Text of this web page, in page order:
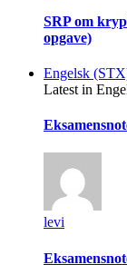
SRP om
opgave)
Engelsk
Latest in
levi